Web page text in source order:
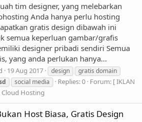
tim designer, yang melebarkan
Anda hanya perlu hosting
gratis design dibawah ini
semua keperluan gambar/grafis
designer pribadi sendiri Semua
yang anda perlukan hanya...
19 Aug 2017 design
gratis domain
social media Replies: 0 Forum: [ IKLAN
Hosting
Host Biasa, Gratis Design